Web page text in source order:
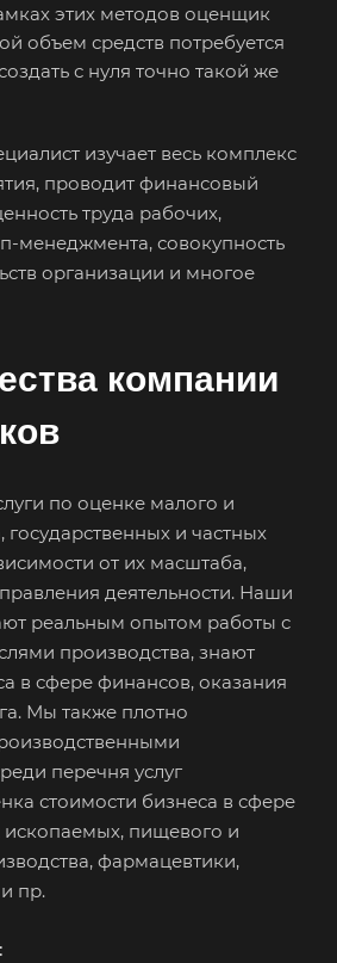
этих методов оценщик
объем средств потребуется
с нуля точно такой же
изучает весь комплекс
проводит финансовый
труда рабочих,
менеджмента, совокупность
организации и многое
компании
по оценке малого и
государственных и частных
от их масштаба,
деятельности. Наши
реальным опытом работы с
производства, знают
в сфере финансов, оказания
Мы также плотно
перечня услуг
стоимости бизнеса в сфере
пищевого и
фармацевтики,
пр.